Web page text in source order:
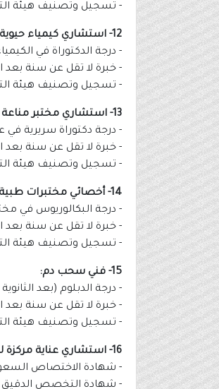
- تسجيل وتصنيف هيئة
12- استشاري كيمياء حيوية طبية وهرمونات:
- درجة الدكتوراة في
- خبرة لا تقل عن سنة
- تسجيل وتصنيف هيئة
13- استشاري مختبر مناعة وسيرولوجي:
- درجة دكتوراة سريرية في
- خبرة لا تقل عن سنة
- تسجيل وتصنيف هيئة
14- أخصائي مختبرات طبية:
- درجة البكالوريوس في
- خبرة لا تقل عن سنة
- تسجيل وتصنيف هيئة
15- فني سحب دم:
- درجة الدبلوم (بعد
- خبرة لا تقل عن سنة
- تسجيل وتصنيف هيئة
16- استشاري عناية مركزة للأطفال:
- شهادة الاختصاص
- شهادة التخصص الدقيق في